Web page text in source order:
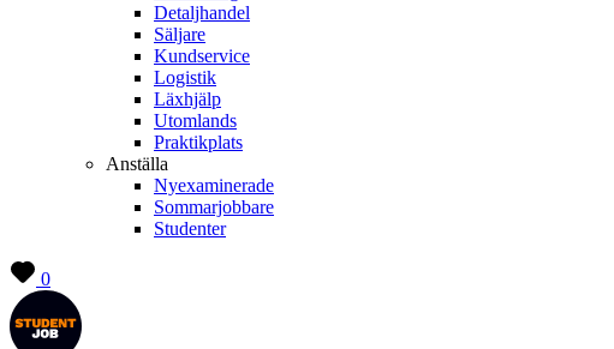
Detaljhandel
Säljare
Kundservice
Logistik
Läxhjälp
Utomlands
Praktikplats
Anställa
Nyexaminerade
Sommarjobbare
Studenter
0